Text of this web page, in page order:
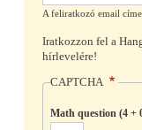
A feliratkozó email címe.
Iratkozzon fel a
hírlevelére!
CAPTCHA
Math question (4 +